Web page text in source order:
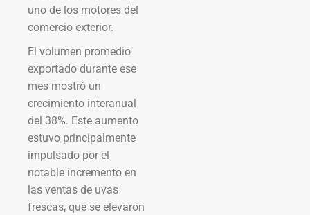
uno de los motores del
comercio exterior.
El volumen promedio
exportado durante ese
mes mostró un
crecimiento interanual
del 38%. Este aumento
estuvo principalmente
impulsado por el
notable incremento en
las ventas de uvas
frescas, que se elevaron